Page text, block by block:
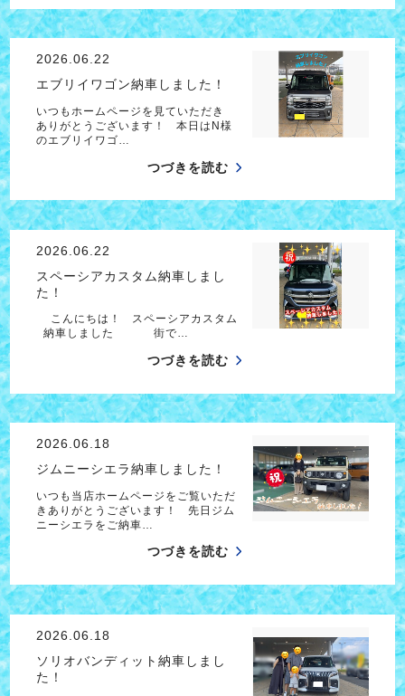
2026.06.22
エブリイワゴン納車しました！
いつもホームページを見ていただき
ありがとうございます！ 本日はN様
のエブリイワゴ…
つづきを読む
2026.06.22
スペーシアカスタム納車しまし
た！
こんにちは！ スペーシアカスタム
納車しました 街で…
つづきを読む
2026.06.18
ジムニーシエラ納車しました！
いつも当店ホームページをご覧いただ
きありがとうございます！ 先日ジム
ニーシエラをご納車…
つづきを読む
2026.06.18
ソリオバンディット納車しまし
た！